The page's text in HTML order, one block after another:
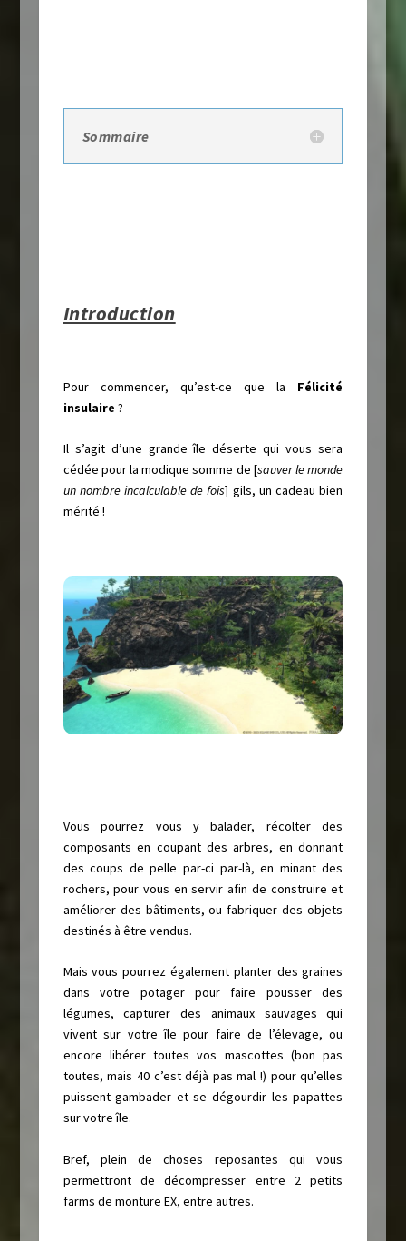
Sommaire
Introduction
Pour commencer, qu’est-ce que la Félicité
insulaire ?
Il s’agit d’une grande île déserte qui vous sera
cédée pour la modique somme de [sauver le monde
un nombre incalculable de fois] gils, un cadeau bien
mérité !
Vous pourrez vous y balader, récolter des
composants en coupant des arbres, en donnant
des coups de pelle par-ci par-là, en minant des
rochers, pour vous en servir afin de construire et
améliorer des bâtiments, ou fabriquer des objets
destinés à être vendus.
Mais vous pourrez également planter des graines
dans votre potager pour faire pousser des
légumes, capturer des animaux sauvages qui
vivent sur votre île pour faire de l’élevage, ou
encore libérer toutes vos mascottes (bon pas
toutes, mais 40 c’est déjà pas mal !) pour qu’elles
puissent gambader et se dégourdir les papattes
sur votre île.
Bref, plein de choses reposantes qui vous
permettront de décompresser entre 2 petits
farms de monture EX, entre autres.